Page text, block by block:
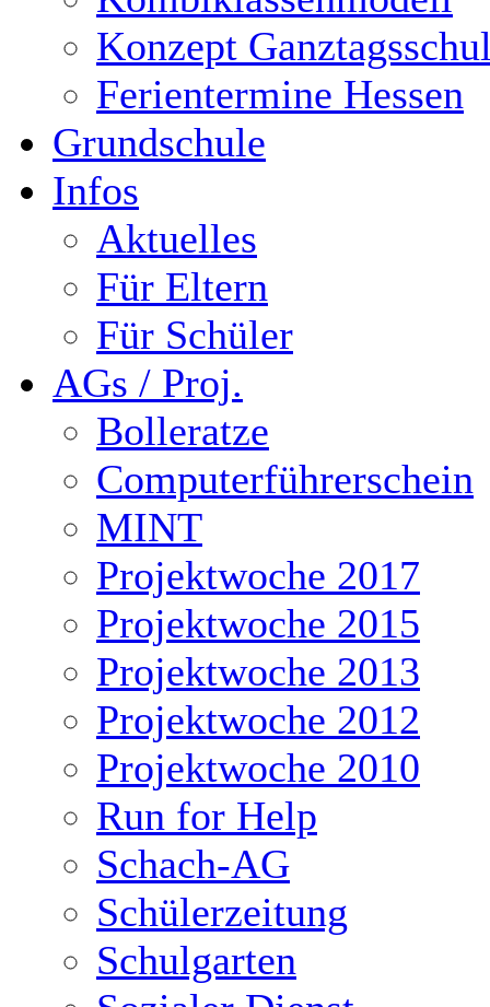
Konzept
Ferientermine Hessen
Grundschule
Infos
Aktuelles
Für Eltern
Für Schüler
AGs / Proj.
Bolleratze
Computerführerschein
MINT
Projektwoche 2017
Projektwoche 2015
Projektwoche 2013
Projektwoche 2012
Projektwoche 2010
Run for Help
Schach-AG
Schülerzeitung
Schulgarten